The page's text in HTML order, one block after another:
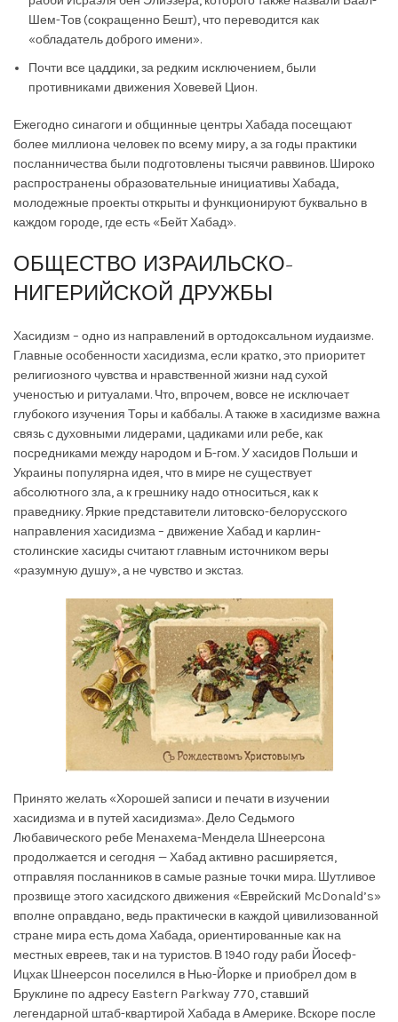
Шем-Тов (сокращенно Бешт), что переводится как
«обладатель доброго имени».
Почти все цаддики, за редким исключением, были
противниками движения Ховевей Цион.
Ежегодно синагоги и общинные центры Хабада посещают
более миллиона человек по всему миру, а за годы практики
посланничества были подготовлены тысячи раввинов. Широко
распространены образовательные инициативы Хабада,
молодежные проекты открыты и функционируют буквально в
каждом городе, где есть «Бейт Хабад».
ОБЩЕСТВО ИЗРАИЛЬСКО-
НИГЕРИЙСКОЙ ДРУЖБЫ
Хасидизм – одно из направлений в ортодоксальном иудаизме.
Главные особенности хасидизма, если кратко, это приоритет
религиозного чувства и нравственной жизни над сухой
ученостью и ритуалами. Что, впрочем, вовсе не исключает
глубокого изучения Торы и каббалы. А также в хасидизме важна
связь с духовными лидерами, цадиками или ребе, как
посредниками между народом и Б-гом. У хасидов Польши и
Украины популярна идея, что в мире не существует
абсолютного зла, а к грешнику надо относиться, как к
праведнику. Яркие представители литовско-белорусского
направления хасидизма – движение Хабад и карлин-
столинские хасиды считают главным источником веры
«разумную душу», а не чувство и экстаз.
Принято желать «Хорошей записи и печати в изучении
хасидизма и в путей хасидизма». Дело Седьмого
Любавического ребе Менахема-Мендела Шнеерсона
продолжается и сегодня — Хабад активно расширяется,
отправляя посланников в самые разные точки мира. Шутливое
прозвище этого хасидского движения «Еврейский McDonald’s»
вполне оправдано, ведь практически в каждой цивилизованной
стране мира есть дома Хабада, ориентированные как на
местных евреев, так и на туристов. В 1940 году раби Йосеф-
Ицхак Шнеерсон поселился в Нью-Йорке и приобрел дом в
Бруклине по адресу Eastern Parkway 770, ставший
легендарной штаб-квартирой Хабада в Америке. Вскоре после